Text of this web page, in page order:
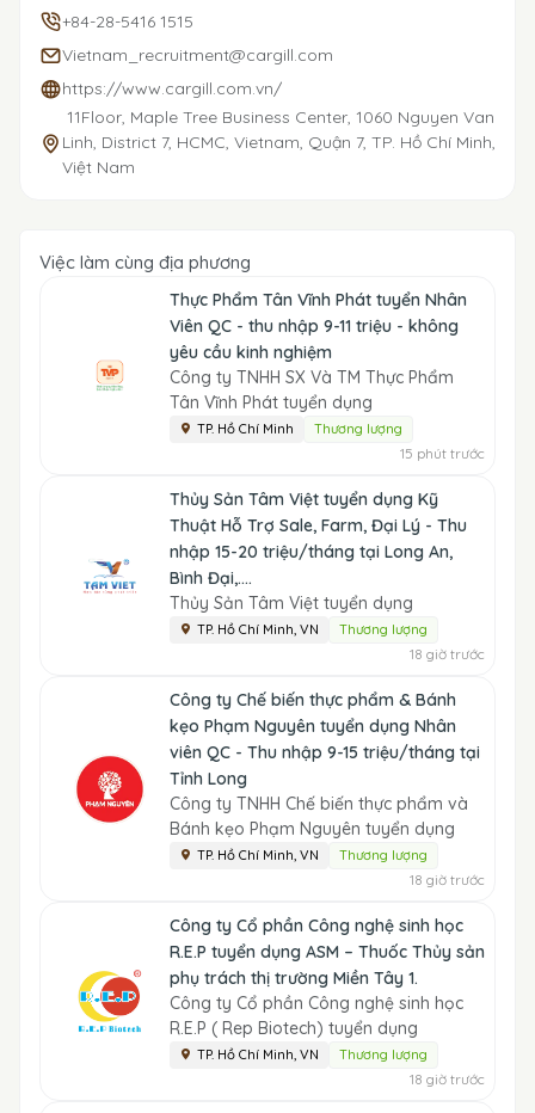
+84-28-5416 1515
Vietnam_recruitment@cargill.com
https://www.cargill.com.vn/
11Floor, Maple Tree Business Center, 1060 Nguyen Van
Linh, District 7, HCMC, Vietnam, Quận 7, TP. Hồ Chí Minh,
Việt Nam
Việc làm cùng địa phương
Thực Phẩm Tân Vĩnh Phát tuyển Nhân
Viên QC - thu nhập 9-11 triệu - không
yêu cầu kinh nghiệm
Công ty TNHH SX Và TM Thực Phẩm
Tân Vĩnh Phát tuyển dụng
TP. Hồ Chí Minh Thương lượng
15 phút trước
Thủy Sản Tâm Việt tuyển dụng Kỹ
Thuật Hỗ Trợ Sale, Farm, Đại Lý - Thu
nhập 15-20 triệu/tháng tại Long An,
Bình Đại,....
Thủy Sản Tâm Việt tuyển dụng
TP. Hồ Chí Minh, VN Thương lượng
18 giờ trước
Công ty Chế biến thực phẩm & Bánh
kẹo Phạm Nguyên tuyển dụng Nhân
viên QC - Thu nhập 9-15 triệu/tháng tại
Tỉnh Long
Công ty TNHH Chế biến thực phẩm và
Bánh kẹo Phạm Nguyên tuyển dụng
TP. Hồ Chí Minh, VN Thương lượng
18 giờ trước
Công ty Cổ phần Công nghệ sinh học
R.E.P tuyển dụng ASM – Thuốc Thủy sản
phụ trách thị trường Miền Tây 1.
Công ty Cổ phần Công nghệ sinh học
R.E.P ( Rep Biotech) tuyển dụng
TP. Hồ Chí Minh, VN Thương lượng
18 giờ trước